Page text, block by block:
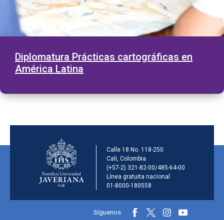
Diplomatura Prácticas cartográficas en
América Latina
Información de la
Calle 18 No. 118-250
Cali, Colombia.
(+57-2) 321-82-00/485-64-00
Línea gratuita nacional
01-8000-180558
Información y redes sociales
Síguenos